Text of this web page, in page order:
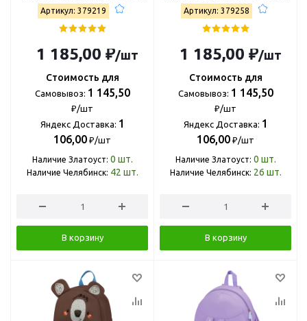
062505
Артикул: 379219
1 185,00 ₽/шт
Стоимость для
Самовывоз: 1 145,50
₽/шт
Яндекс Доставка: 1
106,00 ₽/шт
Наличие Златоуст: 0 шт.
Наличие Челябинск: 42 шт.
В корзину
FT-KB-052503
Артикул: 379258
1 185,00 ₽/шт
Стоимость для
Самовывоз: 1 145,50
₽/шт
Яндекс Доставка: 1
106,00 ₽/шт
Наличие Златоуст: 0 шт.
Наличие Челябинск: 26 шт.
В корзину